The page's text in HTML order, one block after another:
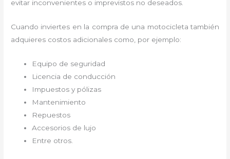
evitar inconvenientes o imprevistos no deseados.
Cuando inviertes en la compra de una motocicleta también
adquieres costos adicionales como, por ejemplo:
Equipo de seguridad
Licencia de conducción
Impuestos y pólizas
Mantenimiento
Repuestos
Accesorios de lujo
Entre otros.